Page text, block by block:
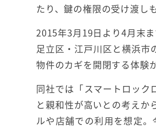
たり、鍵の権限の受け渡し
2015年3月19日より4月末
足立区・江戸川区と横浜市
物件のカギを開閉する体験
同社では「スマートロック
と親和性が高いとの考えか
ルや店舗での利用を想定